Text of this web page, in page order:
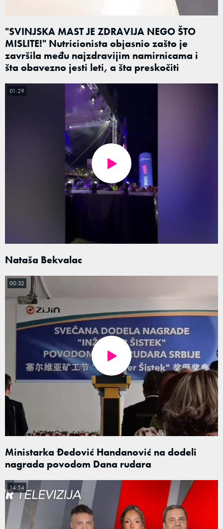
"SVINJSKA MAST JE ZDRAVIJA NEGO ŠTO
MISLITE!" Nutricionista objasnio zašto je
završila među najzdravijim namirnicama i
šta obavezno jesti leti, a šta preskočiti
Nataša Bekvalac
01:29
Ministarka Đedović Handanović na dodeli
nagrada povodom Dana rudara
00:32
14:54